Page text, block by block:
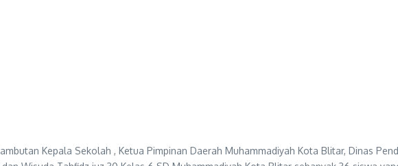
Kepala Sekolah , Ketua Pimpinan Daerah Muhammadiyah Kota Blitar, Dinas